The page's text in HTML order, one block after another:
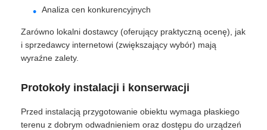
Analiza cen konkurencyjnych
Zarówno lokalni dostawcy (oferujący praktyczną ocenę), jak
i sprzedawcy internetowi (zwiększający wybór) mają
wyraźne zalety.
Protokoły instalacji i konserwacji
Przed instalacją przygotowanie obiektu wymaga płaskiego
terenu z dobrym odwadnieniem oraz dostępu do urządzeń